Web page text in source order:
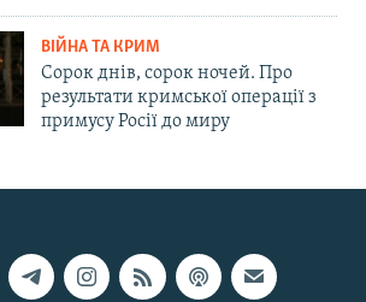
ВІЙНА ТА КРИМ
Сорок днів, сорок ночей. Про
результати кримської операції з
примусу Росії до миру